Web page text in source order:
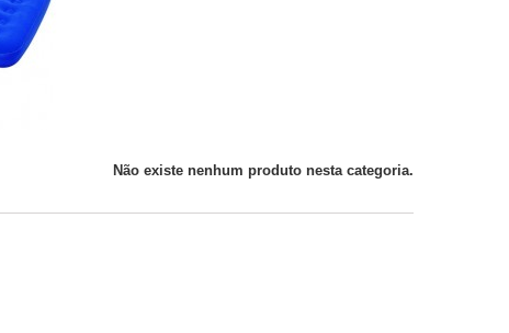
Não existe nenhum produto nesta categoria.